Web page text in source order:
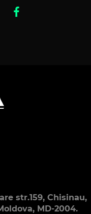
str.159, Chisinau,
MD-2004.